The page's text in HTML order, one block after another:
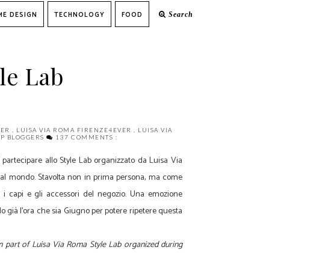
DESIGN TECHNOLOGY FOOD Search
Lab
LUISA VIA ROMA FIRENZE4EVER
LUISA VIA
BLOGGERS 137 COMMENTS :
allo Style Lab organizzato da Luisa Via
mondo. Stavolta non in prima persona, ma come
capi e gli accessori del negozio. Una emozione
già l'ora che sia Giugno per potere ripetere questa
of Luisa Via Roma Style Lab organized during